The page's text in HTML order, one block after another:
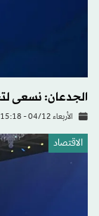
الجدعان: نسعى
الأربعاء 04/12 - 15:18
الاقتصاد